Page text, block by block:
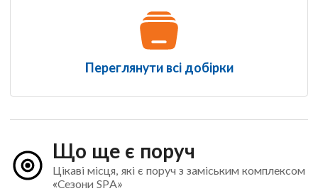
Переглянути всі добірки
Що ще є поруч
Цікаві місця, які є поруч з заміським комплексом
«Сезони SPA»